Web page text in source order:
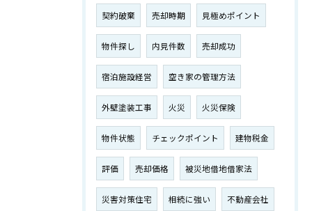
契約破棄 売却時期 見極めポイント
物件探し 内見件数 売却成功
宿泊施設経営 空き家の管理方法
外壁塗装工事 火災 火災保険
物件状態 チェックポイント 建物税金
評価 売却価格 被災地借地借家法
災害対策住宅 相続に強い 不動産会社